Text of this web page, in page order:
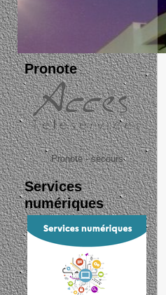
Pronote
Pronote - secours
Services
numériques